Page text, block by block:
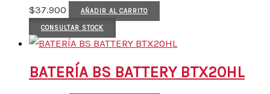
$37.900 AÑADIR AL CARRITO
CONSULTAR STOCK
BATERÍA BS BATTERY BTX20HL